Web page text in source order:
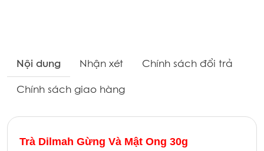
Nội dung Nhận xét
Chính sách đổi trả
Chính sách giao hàng
Trà Dilmah Gừng Và Mật Ong 30g